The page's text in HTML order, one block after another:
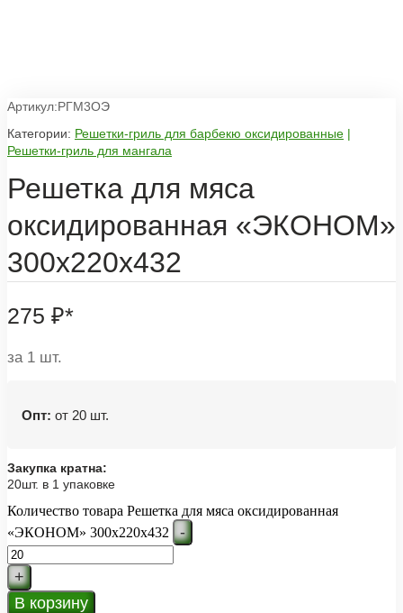
Артикул:РГМ3ОЭ
Категории: Решетки-гриль для барбекю оксидированные |
Решетки-гриль для мангала
Решетка для мяса
оксидированная «ЭКОНОМ»
300х220х432
275 ₽*
за 1 шт.
Опт: от 20 шт.
Закупка кратна:
20шт. в 1 упаковке
Количество товара Решетка для мяса оксидированная
«ЭКОНОМ» 300х220х432
-
+
В корзину